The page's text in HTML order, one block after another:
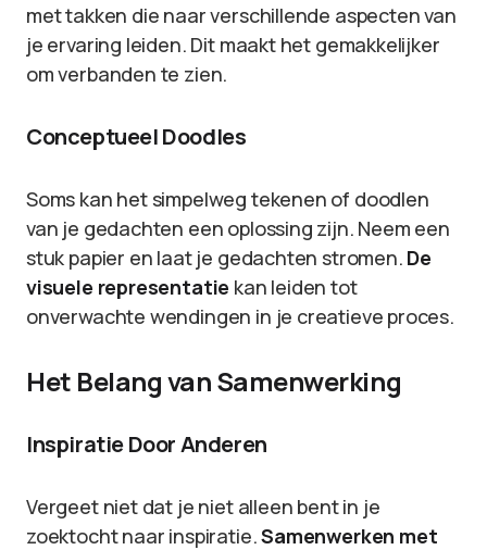
met takken die naar verschillende aspecten van
je ervaring leiden. Dit maakt het gemakkelijker
om verbanden te zien.
Conceptueel Doodles
Soms kan het simpelweg tekenen of doodlen
van je gedachten een oplossing zijn. Neem een
stuk papier en laat je gedachten stromen. De
visuele representatie kan leiden tot
onverwachte wendingen in je creatieve proces.
Het Belang van Samenwerking
Inspiratie Door Anderen
Vergeet niet dat je niet alleen bent in je
zoektocht naar inspiratie.Samenwerken met